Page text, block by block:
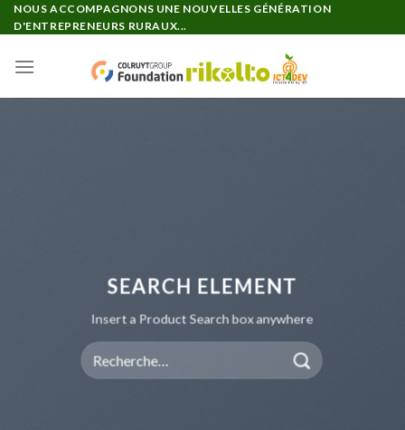
Passer
au
NOUS ACCOMPAGNONS UNE NOUVELLES GÉNÉRATION
D'ENTREPRENEURS RURAUX...
SEARCH ELEMENT
Insert a Product Search box anywhere